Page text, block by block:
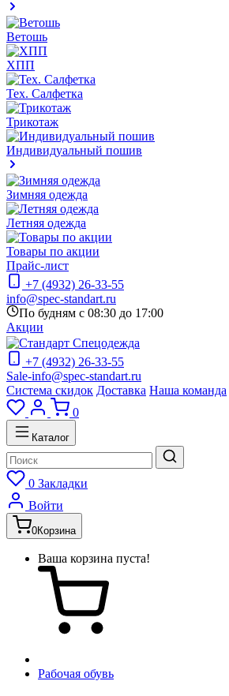
Ветошь
ХПП
Тех. Салфетка
Трикотаж
Индивидуальный пошив
Зимняя одежда
Летняя одежда
Товары по акции
Прайс-лист
+7 (4932) 26-33-55
info@spec-standart.ru
По будням с 08:30 до 17:00
Акции
+7 (4932) 26-33-55
Sale-info@spec-standart.ru
Система скидок Доставка Наша команда
0
Каталог
0 Закладки
Войти
0Корзина
Ваша корзина пуста!
Рабочая обувь